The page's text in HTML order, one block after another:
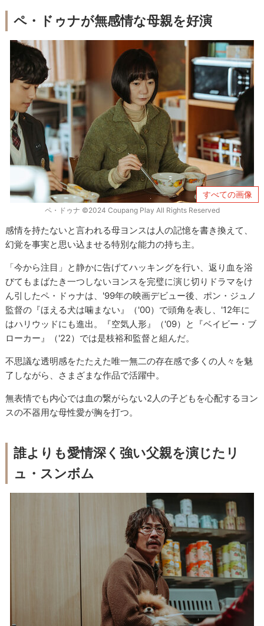
ペ・ドゥナが無感情な母親を好演
すべての画像
ペ・ドゥナ ©2024 Coupang Play All Rights Reserved
感情を持たないと言われる母ヨンスは人の記憶を書き換えて、
幻覚を事実と思い込ませる特別な能力の持ち主。
「今から注目」と静かに告げてハッキングを行い、返り血を浴
びてもまばたき一つしないヨンスを完璧に演じ切りドラマをけ
ん引したペ・ドゥナは、'99年の映画デビュー後、ポン・ジュノ
監督の『ほえる犬は噛まない』（'00）で頭角を表し、'12年に
はハリウッドにも進出。『空気人形』（'09）と『ベイビー・ブ
ローカー』（'22）では是枝裕和監督と組んだ。
不思議な透明感をたたえた唯一無二の存在感で多くの人々を魅
了しながら、さまざまな作品で活躍中。
無表情でも内心では血の繋がらない2人の子どもを心配するヨン
スの不器用な母性愛が胸を打つ。
誰よりも愛情深く強い父親を演じたリ
ュ・スンボム